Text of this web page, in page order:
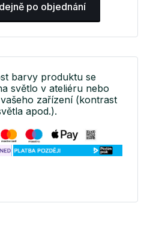
po objednání
barvy produktu se
světlo v ateliéru nebo
zařízení (kontrast
apod.).